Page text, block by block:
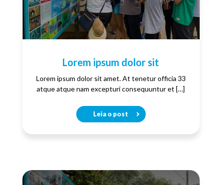
Lorem ipsum dolor sit
Lorem ipsum dolor sit amet. At tenetur officia 33
atque atque nam excepturi consequuntur et […]
Leia o post